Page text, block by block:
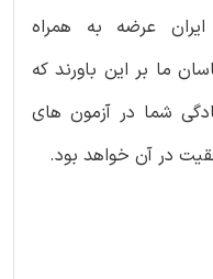
عرضه به همراه
ما بر این باورند که
شما در آزمون های
در آن خواهد بود.